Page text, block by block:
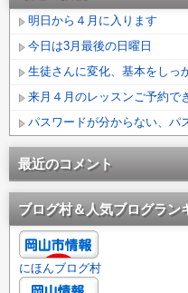
明日から４月に入ります
今日は3月最後の日曜日
生徒さんに変化、基本をしっ
来月４月のレッスンご予約で
パスワードが分からない、パ
最近のコメント
ブログ村＆人気ブログラン
にほんブログ村